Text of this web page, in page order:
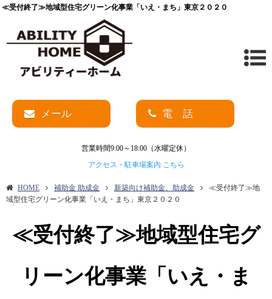
≪受付終了≫地域型住宅グリーン化事業「いえ・まち」東京２０２０
メール 電 話
営業時間9:00～18:00（水曜定休）
アクセス・駐車場案内 こちら
HOME 補助金 助成金 新築向け補助金、助成金
≪受付終了≫地
域型住宅グリーン化事業「いえ・まち」東京２０２０
≪受付終了≫地域型住宅グ
リーン化事業「いえ・ま